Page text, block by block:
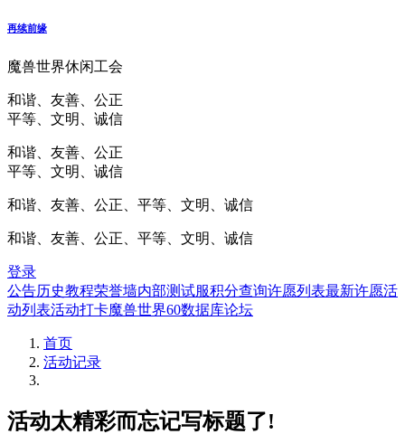
再续前缘
魔兽世界休闲工会
和谐、友善、公正
平等、文明、诚信
和谐、友善、公正
平等、文明、诚信
和谐、友善、公正、平等、文明、诚信
和谐、友善、公正、平等、文明、诚信
登录
公告历史教程荣誉墙内部测试服积分查询许愿列表最新许愿活
动列表活动打卡魔兽世界60数据库论坛
首页
活动记录
活动太精彩而忘记写标题了!